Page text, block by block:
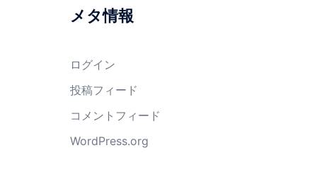
メタ情報
ログイン
投稿フィード
コメントフィード
WordPress.org